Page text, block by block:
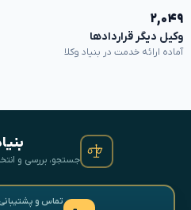
۲,۰۴۹
وکیل دیگر قراردادها
آماده ارائه خدمت در بنیاد وکلا
جستجو، بررسی و
تماس و پشتیبانی ·